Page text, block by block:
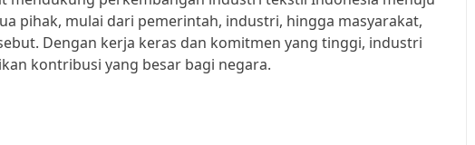
pihak, mulai dari pemerintah, industri, hingga masyarakat,
Dengan kerja keras dan komitmen yang tinggi, industri
kontribusi yang besar bagi negara.